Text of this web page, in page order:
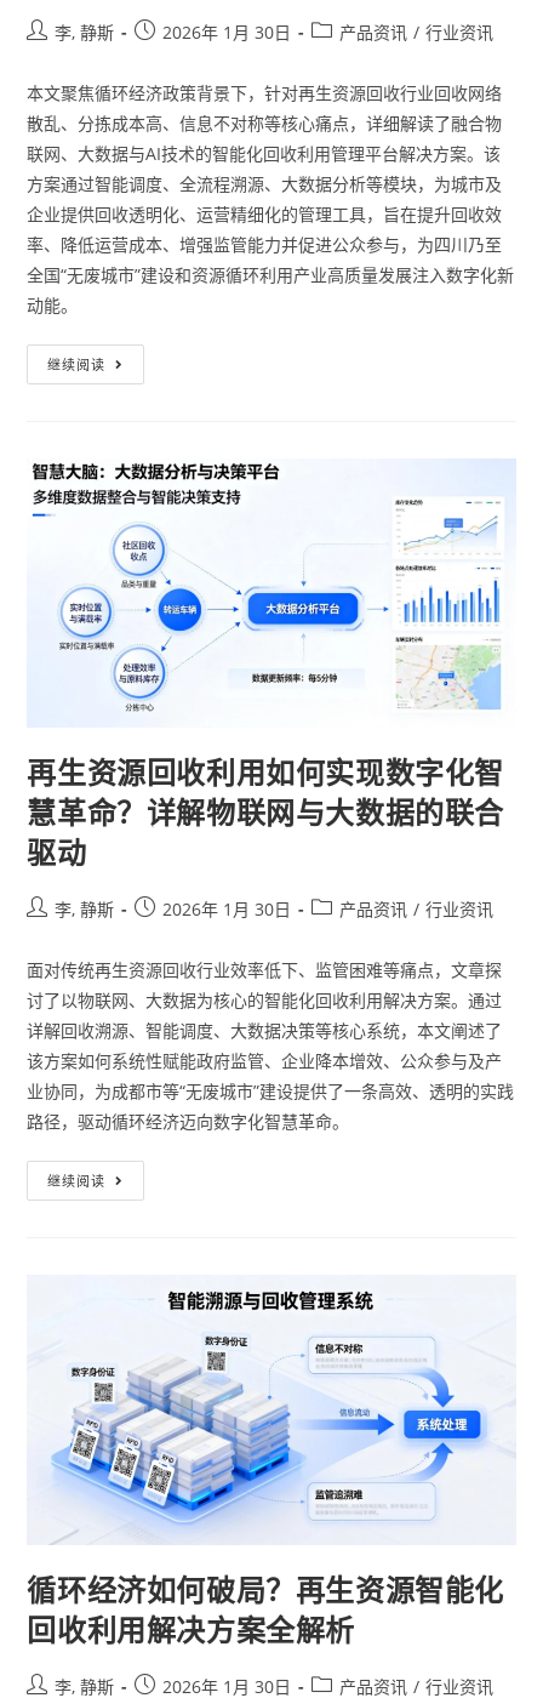
李, 静斯 2026年 1月 30日 产品资讯 / 行业资讯
本文聚焦循环经济政策背景下，针对再生资源回收行业回收网络
散乱、分拣成本高、信息不对称等核心痛点，详细解读了融合物
联网、大数据与AI技术的智能化回收利用管理平台解决方案。该
方案通过智能调度、全流程溯源、大数据分析等模块，为城市及
企业提供回收透明化、运营精细化的管理工具，旨在提升回收效
率、降低运营成本、增强监管能力并促进公众参与，为四川乃至
全国“无废城市”建设和资源循环利用产业高质量发展注入数字化新
动能。
继续阅读
再生资源回收利用如何实现数字化智
慧革命？详解物联网与大数据的联合
驱动
李, 静斯 2026年 1月 30日 产品资讯 / 行业资讯
面对传统再生资源回收行业效率低下、监管困难等痛点，文章探
讨了以物联网、大数据为核心的智能化回收利用解决方案。通过
详解回收溯源、智能调度、大数据决策等核心系统，本文阐述了
该方案如何系统性赋能政府监管、企业降本增效、公众参与及产
业协同，为成都市等“无废城市”建设提供了一条高效、透明的实践
路径，驱动循环经济迈向数字化智慧革命。
继续阅读
循环经济如何破局？再生资源智能化
回收利用解决方案全解析
李, 静斯 2026年 1月 30日 产品资讯 / 行业资讯